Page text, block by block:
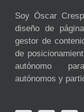
Soy Óscar
diseño de
gestor de
de
autónomo
autónomos y